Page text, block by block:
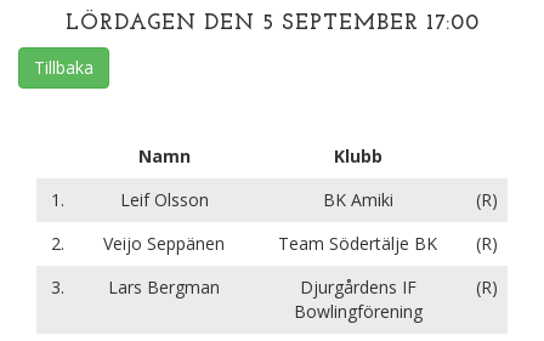
LÖRDAGEN DEN 5 SEPTEMBER 17:00
Tillbaka
Namn
Klubb
1.
Leif Olsson BK Amiki
(R)
2.
Veijo Seppänen Team Södertälje BK
(R)
3.
Lars Bergman
Djurgårdens IF
Bowlingförening
(R)